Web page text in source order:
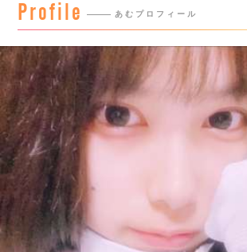
Profile あむプロフィール